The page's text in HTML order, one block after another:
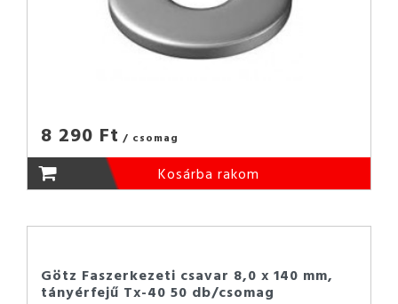
8 290 Ft / csomag
Kosárba rakom
Götz Faszerkezeti csavar 8,0 x 140 mm,
tányérfejű Tx-40 50 db/csomag